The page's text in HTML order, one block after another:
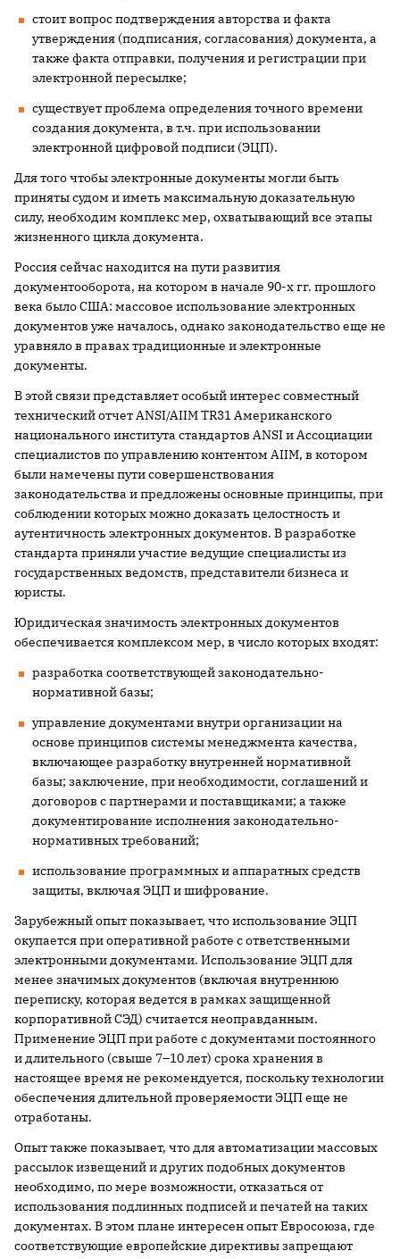
стоит вопрос подтверждения авторства и факта
утверждения (подписания, согласования) документа, а
также факта отправки, получения и регистрации при
электронной пересылке;
существует проблема определения точного времени
создания документа, в т.ч. при использовании
электронной цифровой подписи (ЭЦП).
Для того чтобы электронные документы могли быть
приняты судом и иметь максимальную доказательную
силу, необходим комплекс мер, охватывающий все этапы
жизненного цикла документа.
Россия сейчас находится на пути развития
документооборота, на котором в начале 90-х гг. прошлого
века было США: массовое использование электронных
документов уже началось, однако законодательство еще не
уравняло в правах традиционные и электронные
документы.
В этой связи представляет особый интерес совместный
технический отчет ANSI/AIIM TR31 Американского
национального института стандартов ANSI и Ассоциации
специалистов по управлению контентом AIIM, в котором
были намечены пути совершенствования
законодательства и предложены основные принципы, при
соблюдении которых можно доказать целостность и
аутентичность электронных документов. В разработке
стандарта приняли участие ведущие специалисты из
государственных ведомств, представители бизнеса и
юристы.
Юридическая значимость электронных документов
обеспечивается комплексом мер, в число которых входят:
разработка соответствующей законодательно-
нормативной базы;
управление документами внутри организации на
основе принципов системы менеджмента качества,
включающее разработку внутренней нормативной
базы; заключение, при необходимости, соглашений и
договоров с партнерами и поставщиками; а также
документирование исполнения законодательно-
нормативных требований;
использование программных и аппаратных средств
защиты, включая ЭЦП и шифрование.
Зарубежный опыт показывает, что использование ЭЦП
окупается при оперативной работе с ответственными
электронными документами. Использование ЭЦП для
менее значимых документов (включая внутреннюю
переписку, которая ведется в рамках защищенной
корпоративной СЭД) считается неоправданным.
Применение ЭЦП при работе с документами постоянного
и длительного (свыше 7–10 лет) срока хранения в
настоящее время не рекомендуется, поскольку технологии
обеспечения длительной проверяемости ЭЦП еще не
отработаны.
Опыт также показывает, что для автоматизации массовых
рассылок извещений и других подобных документов
необходимо, по мере возможности, отказаться от
использования подлинных подписей и печатей на таких
документах. В этом плане интересен опыт Евросоюза, где
соответствующие европейские директивы запрещают